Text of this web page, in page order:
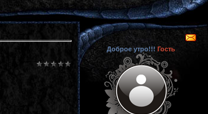
Доброе утро!!! Гость